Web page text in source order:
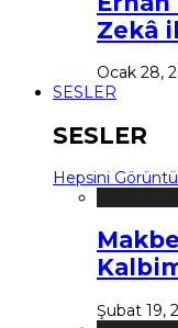
Zekâ
Ocak 28,
SESLER
SESLER
Hepsini
Şubat 19,